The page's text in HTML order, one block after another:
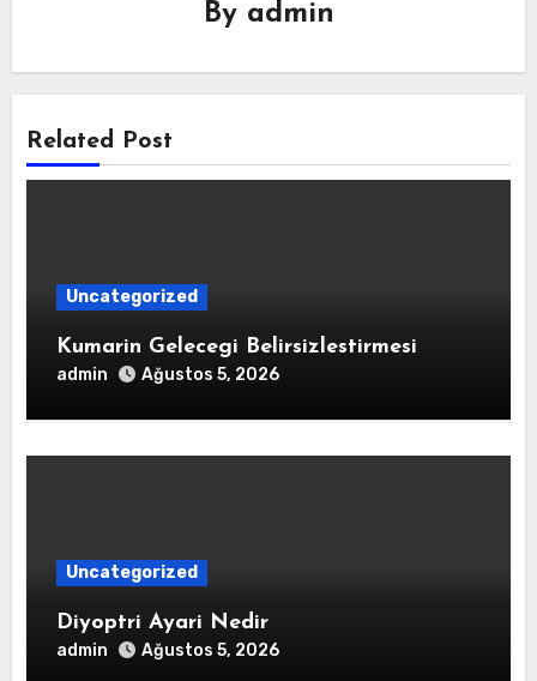
By admin
Related Post
Uncategorized
Kumarin Gelecegi Belirsizlestirmesi
admin Ağustos 5, 2026
Uncategorized
Diyoptri Ayari Nedir
admin Ağustos 5, 2026